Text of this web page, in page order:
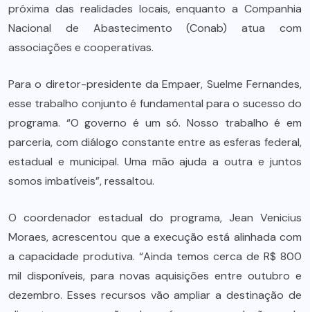
próxima das realidades locais, enquanto a Companhia
Nacional de Abastecimento (Conab) atua com
associações e cooperativas.
Para o diretor-presidente da Empaer, Suelme Fernandes,
esse trabalho conjunto é fundamental para o sucesso do
programa. “O governo é um só. Nosso trabalho é em
parceria, com diálogo constante entre as esferas federal,
estadual e municipal. Uma mão ajuda a outra e juntos
somos imbatíveis”, ressaltou.
O coordenador estadual do programa, Jean Venicius
Moraes, acrescentou que a execução está alinhada com
a capacidade produtiva. “Ainda temos cerca de R$ 800
mil disponíveis, para novas aquisições entre outubro e
dezembro. Esses recursos vão ampliar a destinação de